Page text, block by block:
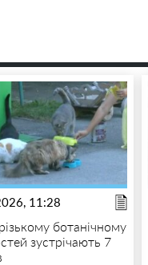
11:28
ботанічному
зустрічають 7